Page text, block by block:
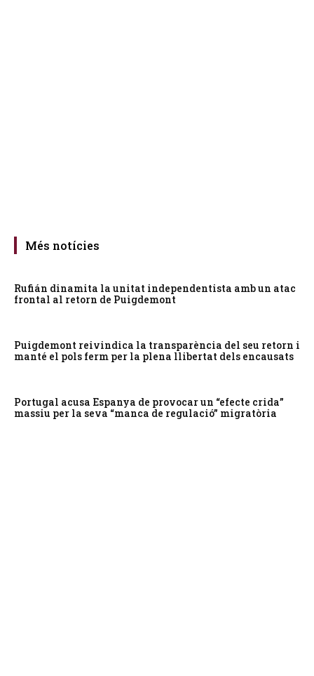
Més notícies
Rufián dinamita la unitat independentista amb un atac
frontal al retorn de Puigdemont
Puigdemont reivindica la transparència del seu retorn i
manté el pols ferm per la plena llibertat dels encausats
Portugal acusa Espanya de provocar un “efecte crida”
massiu per la seva “manca de regulació” migratòria